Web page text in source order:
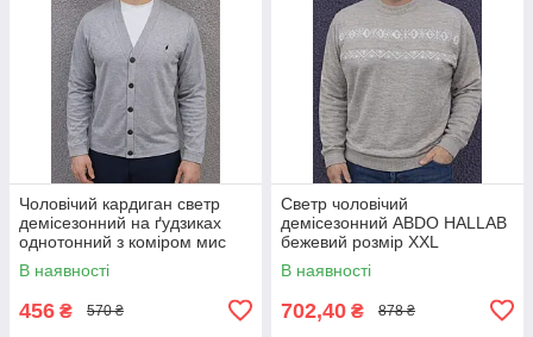
Чоловічий кардиган светр
демісезонний на ґудзиках
однотонний з коміром мис
світло-сірий
В наявності
456 ₴ 570 ₴
Светр чоловічий
демісезонний ABDO HALLAB
бежевий розмір XXL
В наявності
702,40 ₴ 878 ₴